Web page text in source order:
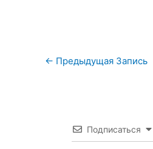
← Предыдущая Запись
Подписаться